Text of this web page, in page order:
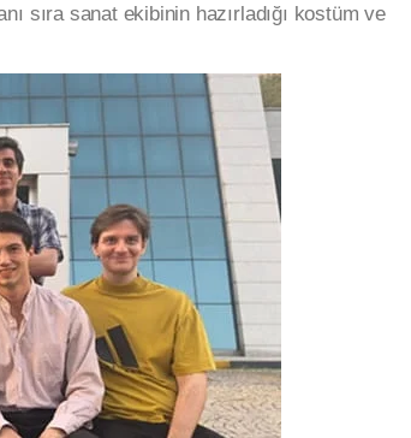
sıra sanat ekibinin hazırladığı kostüm ve